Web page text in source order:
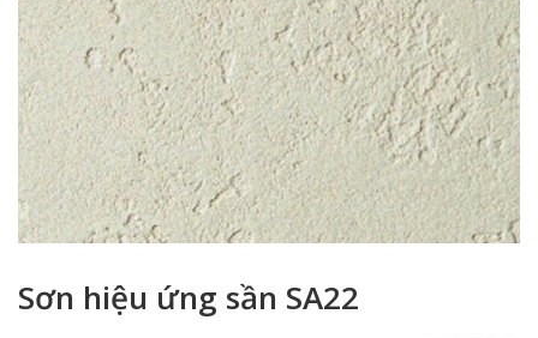
Sơn hiệu ứng sần SA22